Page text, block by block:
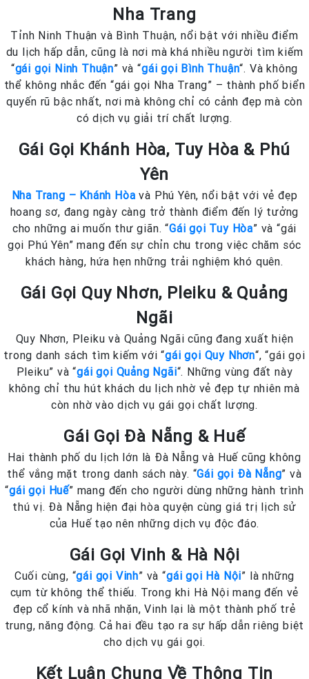
Nha Trang
Tỉnh Ninh Thuận và Bình Thuận, nổi bật với nhiều điểm
du lịch hấp dẫn, cũng là nơi mà khá nhiều người tìm kiếm
“gái gọi Ninh Thuận” và “gái gọi Bình Thuận“. Và không
thể không nhắc đến “gái gọi Nha Trang” – thành phố biển
quyến rũ bậc nhất, nơi mà không chỉ có cảnh đẹp mà còn
có dịch vụ giải trí chất lượng.
Gái Gọi Khánh Hòa, Tuy Hòa & Phú
Yên
Nha Trang – Khánh Hòa và Phú Yên, nổi bật với vẻ đẹp
hoang sơ, đang ngày càng trở thành điểm đến lý tưởng
cho những ai muốn thư giãn. “Gái gọi Tuy Hòa” và “gái
gọi Phú Yên” mang đến sự chỉn chu trong việc chăm sóc
khách hàng, hứa hẹn những trải nghiệm khó quên.
Gái Gọi Quy Nhơn, Pleiku & Quảng
Ngãi
Quy Nhơn, Pleiku và Quảng Ngãi cũng đang xuất hiện
trong danh sách tìm kiếm với “gái gọi Quy Nhơn“, “gái gọi
Pleiku” và “gái gọi Quảng Ngãi“. Những vùng đất này
không chỉ thu hút khách du lịch nhờ vẻ đẹp tự nhiên mà
còn nhờ vào dịch vụ gái gọi chất lượng.
Gái Gọi Đà Nẵng & Huế
Hai thành phố du lịch lớn là Đà Nẵng và Huế cũng không
thể vắng mặt trong danh sách này. “Gái gọi Đà Nẵng” và
“gái gọi Huế” mang đến cho người dùng những hành trình
thú vị. Đà Nẵng hiện đại hòa quyện cùng giá trị lịch sử
của Huế tạo nên những dịch vụ độc đáo.
Gái Gọi Vinh & Hà Nội
Cuối cùng, “gái gọi Vinh” và “gái gọi Hà Nội” là những
cụm từ không thể thiếu. Trong khi Hà Nội mang đến vẻ
đẹp cổ kính và nhã nhặn, Vinh lại là một thành phố trẻ
trung, năng động. Cả hai đều tạo ra sự hấp dẫn riêng biệt
cho dịch vụ gái gọi.
Kết Luận Chung Về Thông Tin